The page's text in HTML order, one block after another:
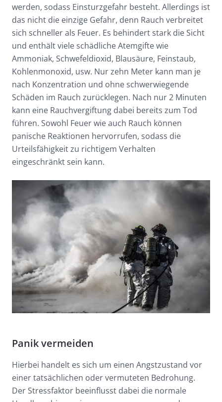
werden, sodass Einsturzgefahr besteht. Allerdings ist
das nicht die einzige Gefahr, denn Rauch verbreitet
sich schneller als Feuer. Es behindert stark die Sicht
und enthält viele schädliche Atemgifte wie
Ammoniak, Schwefeldioxid, Blausäure, Feinstaub,
Kohlenmonoxid, usw. Nur zehn Meter kann man je
nach Konzentration und ohne schwerwiegende
Schäden im Rauch zurücklegen. Nach nur 2 Minuten
kann eine Rauchvergiftung dabei bereits zum Tod
führen. Sowohl Feuer wie auch Rauch können
panische Reaktionen hervorrufen, sodass die
Urteilsfähigkeit zu richtigem Verhalten
eingeschränkt sein kann.
Panik vermeiden
Hierbei handelt es sich um einen Angstzustand vor
einer tatsächlichen oder vermuteten Bedrohung.
Der Stressfaktor beeinflusst dabei die normale